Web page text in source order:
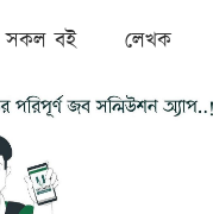
সকল বই লেখক